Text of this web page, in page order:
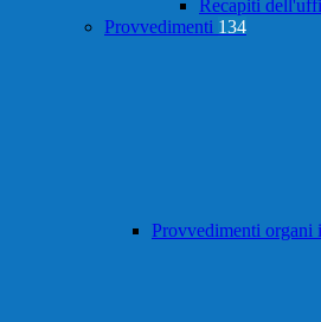
Recapiti
Provvedimenti 134
Provvedimenti